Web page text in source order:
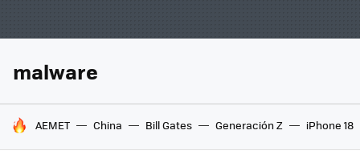
malware
HOY SE HABLA DE
AEMET China Bill Gates Generación Z iPhone 18